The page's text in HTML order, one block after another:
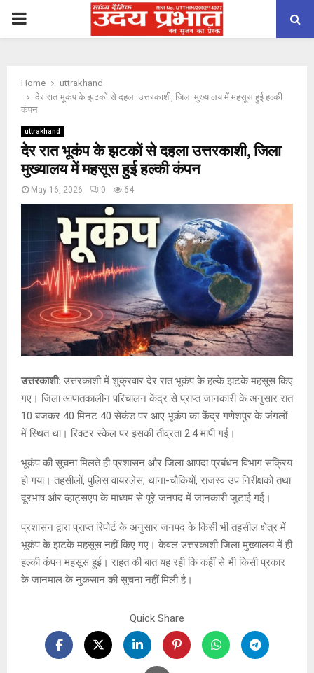
PRIMARY
Home
uttrakhand
देर रात भूकंप के झटकों से दहला उत्तरकाशी, जिला मुख्यालय में महसूस हुई हल्की
कंपन
uttrakhand
देर रात भूकंप के झटकों से दहला उत्तरकाशी, जिला
मुख्यालय में महसूस हुई हल्की कंपन
May 16, 2026 0 64
उत्तरकाशी: उत्तरकाशी में शुक्रवार देर रात भूकंप के हल्के झटके महसूस किए
गए। जिला आपातकालीन परिचालन केंद्र से प्राप्त जानकारी के अनुसार रात
10 बजकर 40 मिनट 40 सेकंड पर आए भूकंप का केंद्र गणेशपुर के जंगलों
में स्थित था। रिक्टर स्केल पर इसकी तीव्रता 2.4 मापी गई।
भूकंप की सूचना मिलते ही प्रशासन और जिला आपदा प्रबंधन विभाग सक्रिय
हो गया। तहसीलों, पुलिस वायरलेस, थाना-चौकियों, राजस्व उप निरीक्षकों तथा
दूरभाष और व्हाट्सएप के माध्यम से पूरे जनपद में जानकारी जुटाई गई।
प्रशासन द्वारा प्राप्त रिपोर्ट के अनुसार जनपद के किसी भी तहसील क्षेत्र में
भूकंप के झटके महसूस नहीं किए गए। केवल उत्तरकाशी जिला मुख्यालय में ही
हल्की कंपन महसूस हुई। राहत की बात यह रही कि कहीं से भी किसी प्रकार
के जानमाल के नुकसान की सूचना नहीं मिली है।
Quick Share